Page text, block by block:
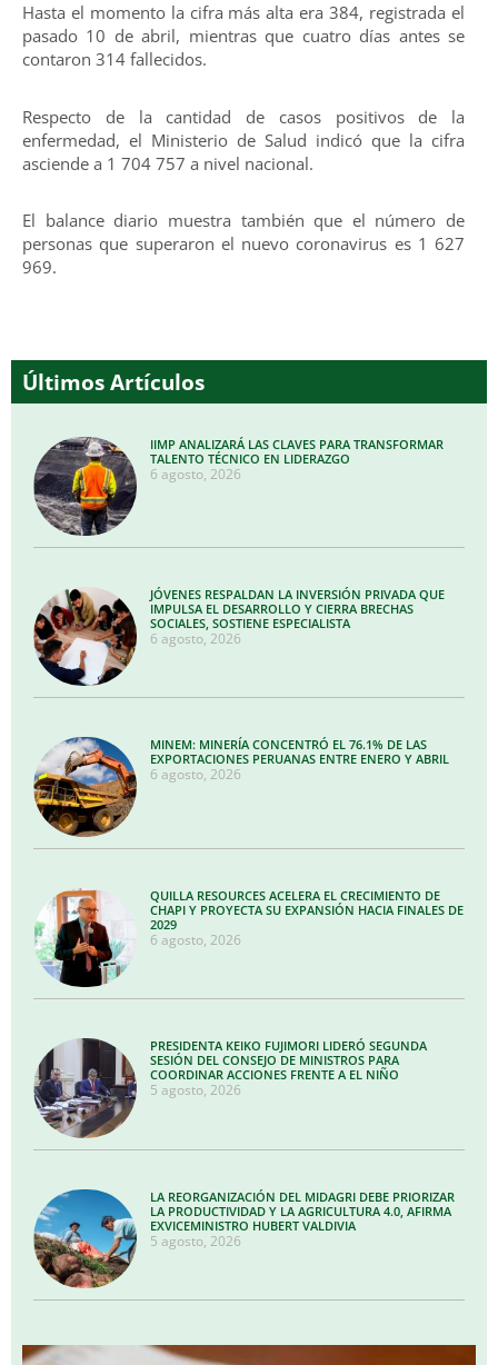
Hasta el momento la cifra más alta era 384, registrada el
pasado 10 de abril, mientras que cuatro días antes se
contaron 314 fallecidos.
Respecto de la cantidad de casos positivos de la
enfermedad, el Ministerio de Salud indicó que la cifra
asciende a 1 704 757 a nivel nacional.
El balance diario muestra también que el número de
personas que superaron el nuevo coronavirus es 1 627
969.
Últimos Artículos
IIMP ANALIZARÁ LAS CLAVES PARA TRANSFORMAR
TALENTO TÉCNICO EN LIDERAZGO
6 agosto, 2026
JÓVENES RESPALDAN LA INVERSIÓN PRIVADA QUE
IMPULSA EL DESARROLLO Y CIERRA BRECHAS
SOCIALES, SOSTIENE ESPECIALISTA
6 agosto, 2026
MINEM: MINERÍA CONCENTRÓ EL 76.1% DE LAS
EXPORTACIONES PERUANAS ENTRE ENERO Y ABRIL
6 agosto, 2026
QUILLA RESOURCES ACELERA EL CRECIMIENTO DE
CHAPI Y PROYECTA SU EXPANSIÓN HACIA FINALES DE
2029
6 agosto, 2026
PRESIDENTA KEIKO FUJIMORI LIDERÓ SEGUNDA
SESIÓN DEL CONSEJO DE MINISTROS PARA
COORDINAR ACCIONES FRENTE A EL NIÑO
5 agosto, 2026
LA REORGANIZACIÓN DEL MIDAGRI DEBE PRIORIZAR
LA PRODUCTIVIDAD Y LA AGRICULTURA 4.0, AFIRMA
EXVICEMINISTRO HUBERT VALDIVIA
5 agosto, 2026